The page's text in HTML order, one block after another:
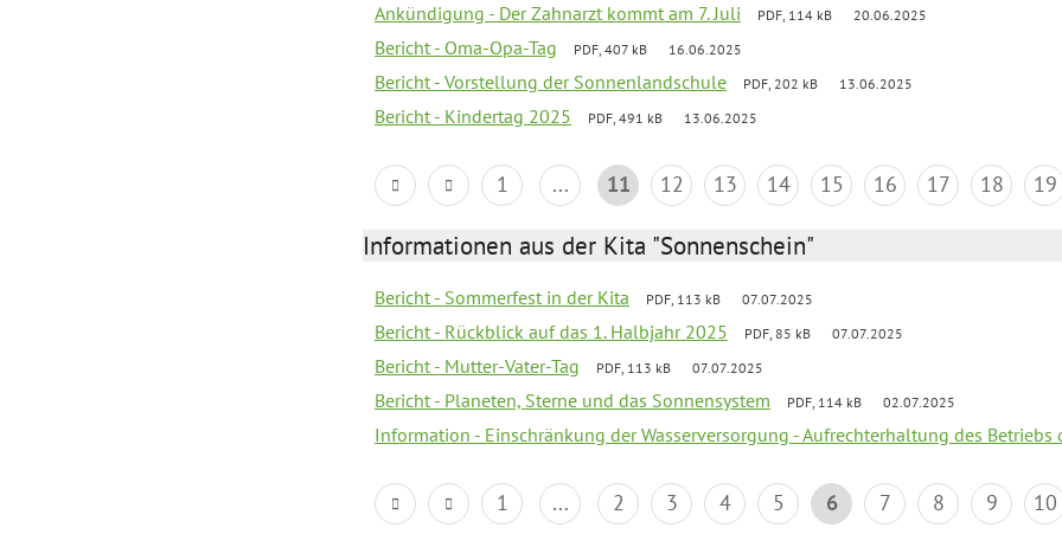
Ankündigung - Der Zahnarzt kommt am 7. Juli PDF, 114 kB 20.06.2025
Bericht - Oma-Opa-Tag PDF, 407 kB 16.06.2025
Bericht - Vorstellung der Sonnenlandschule PDF, 202 kB 13.06.2025
Bericht - Kindertag 2025 PDF, 491 kB 13.06.2025
1 ... 11 12 13 14 15 16 17 18 19
Informationen aus der Kita "Sonnenschein"
Bericht - Sommerfest in der Kita PDF, 113 kB 07.07.2025
Bericht - Rückblick auf das 1. Halbjahr 2025 PDF, 85 kB 07.07.2025
Bericht - Mutter-Vater-Tag PDF, 113 kB 07.07.2025
Bericht - Planeten, Sterne und das Sonnensystem PDF, 114 kB 02.07.2025
Information - Einschränkung der Wasserversorgung - Aufrechterhaltung des Betriebs
1 ... 2 3 4 5 6 7 8 9 10